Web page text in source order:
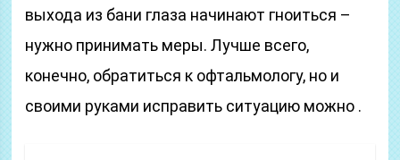
выхода из бани глаза начинают гноиться –
нужно принимать меры. Лучше всего,
конечно, обратиться к офтальмологу, но и
своими руками исправить ситуацию можно .